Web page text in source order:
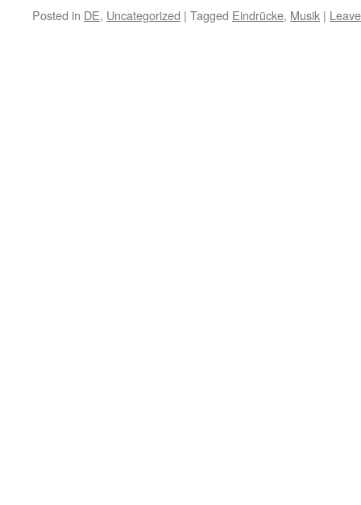
Posted in DE, Uncategorized | Tagged Eindrücke, Musik |